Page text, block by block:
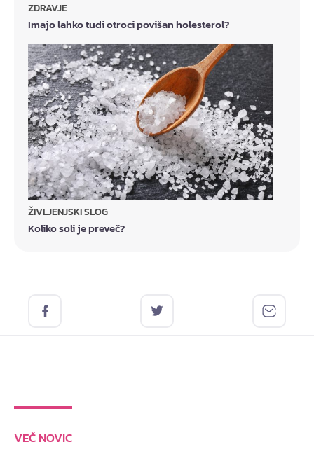
ZDRAVJE
Imajo lahko tudi otroci povišan holesterol?
ŽIVLJENJSKI SLOG
Koliko soli je preveč?
VEČ NOVIC